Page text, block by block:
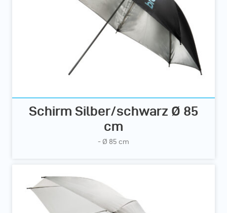
Schirm Silber/schwarz Ø 85
cm
- Ø 85 cm